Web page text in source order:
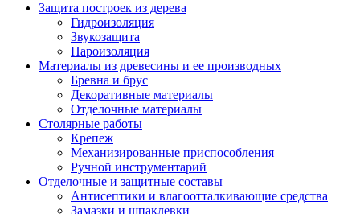
Защита построек из дерева
Гидроизоляция
Звукозащита
Пароизоляция
Материалы из древесины и ее производных
Бревна и брус
Декоративные материалы
Отделочные материалы
Столярные работы
Крепеж
Механизированные приспособления
Ручной инструментарий
Отделочные и защитные составы
Антисептики и влагоотталкивающие средства
Замазки и шпаклевки